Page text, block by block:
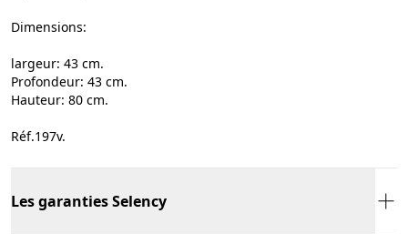
Dimensions:
largeur: 43 cm.
Profondeur: 43 cm.
Hauteur: 80 cm.
Réf.197v.
Les garanties Selency